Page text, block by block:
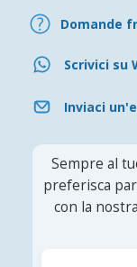
Domande
Scrivici su
Inviaci
Sempre al
preferisca
con la